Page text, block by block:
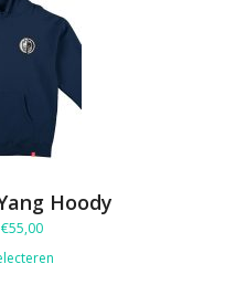
Hoody
Oorspronkelijke
was:
€55,00Huidige
is: